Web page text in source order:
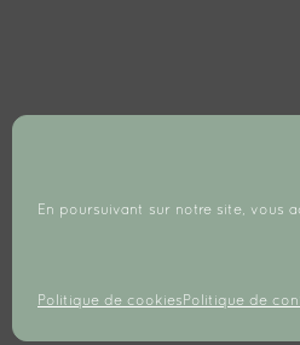
En poursuivant sur notre site, vous
Politique de cookies Politique de